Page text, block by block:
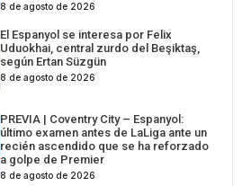
8 de agosto de 2026
El Espanyol se interesa por Felix
Uduokhai, central zurdo del Beşiktaş,
según Ertan Süzgün
8 de agosto de 2026
PREVIA | Coventry City – Espanyol:
último examen antes de LaLiga ante un
recién ascendido que se ha reforzado
a golpe de Premier
8 de agosto de 2026